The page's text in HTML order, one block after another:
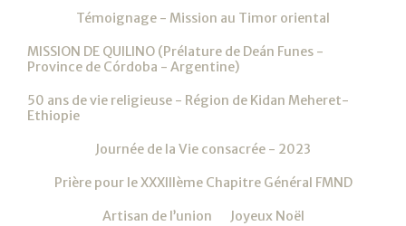
Témoignage - Mission au Timor oriental
MISSION DE QUILINO (Prélature de Deán Funes -
Province de Córdoba - Argentine)
50 ans de vie religieuse - Région de Kidan Meheret-
Ethiopie
Journée de la Vie consacrée - 2023
Prière pour le XXXIIIème Chapitre Général FMND
Artisan de l’union Joyeux Noël